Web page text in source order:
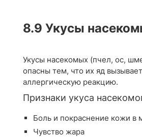
8.9 Укусы
Укусы насекомых (пчел, ос,
опасны тем, что их яд
аллергическую реакцию.
Признаки укуса
Боль и покраснение кожи в
Чувство жара